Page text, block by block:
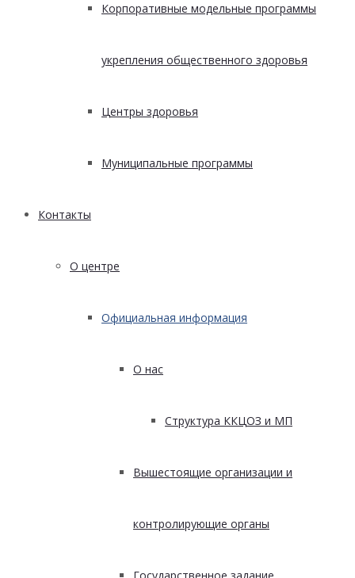
Корпоративные модельные программы
укрепления общественного здоровья
Центры здоровья
Муниципальные программы
Контакты
О центре
Официальная информация
О нас
Структура ККЦОЗ и МП
Вышестоящие организации и
контролирующие органы